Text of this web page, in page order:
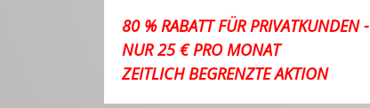
80 % RABATT FÜR PRIVATKUNDEN -
NUR 25 € PRO MONAT
ZEITLICH BEGRENZTE AKTION